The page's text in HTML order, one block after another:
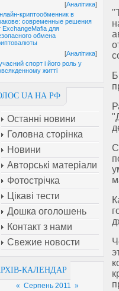
[Аналітика]
криптообменник в
современные решения
ExchangeMafia для
обмена
[Аналітика]
спорт і його роль у
житті
UA НА РФ
Останні новини
Головна сторінка
Новини
Авторські матеріали
Фотострічка
Цікаві тести
Дошка оголошень
Контакт з нами
Свежие новости
КАЛЕНДАР
« Серпень 2011 »